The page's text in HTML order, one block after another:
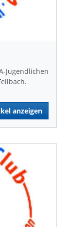
Jugendlichen
anzeigen